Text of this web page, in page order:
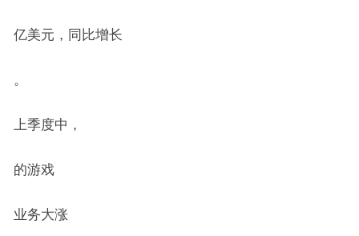
亿美元，同比增长
。
上季度中，
的游戏
业务大涨